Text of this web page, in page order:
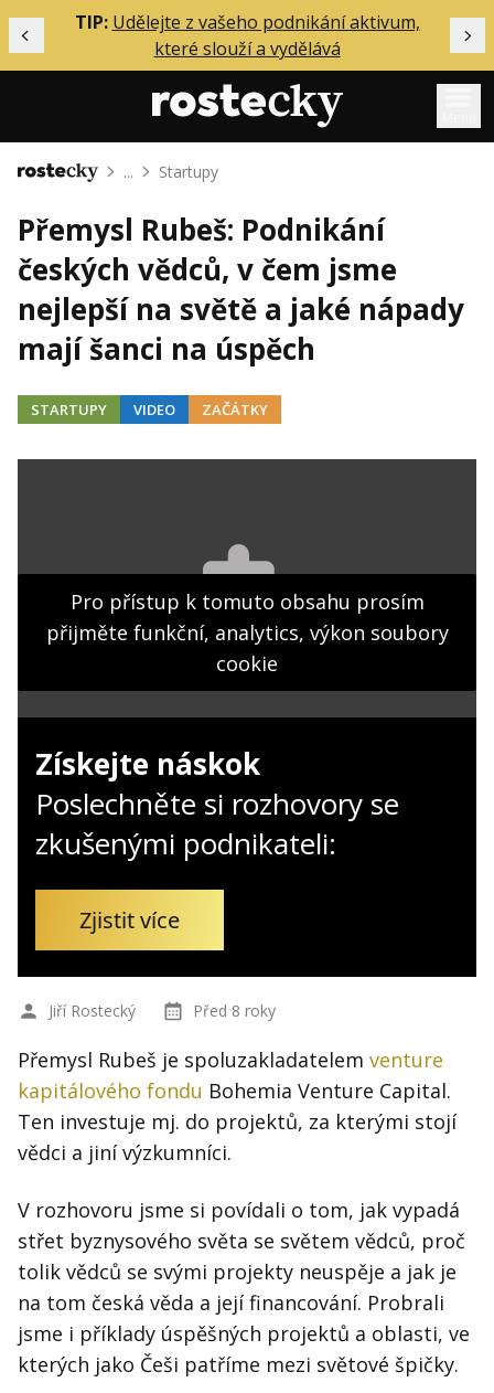
Předchozí
TIP: Udělejte z vašeho podnikání aktivum,
které slouží a vydělává
Mentoring
Podcasty
Solo
Akce
Inzerce
Přihlášení
Hledaná fráze Hledat
Domů ... Startupy
Přemysl Rubeš: Podnikání
českých vědců, v čem jsme
nejlepší na světě a jaké nápady
mají šanci na úspěch
STARTUPY VIDEO ZAČÁTKY
Pro přístup k tomuto obsahu prosím
přijměte funkční, analytics, výkon soubory
cookie
Získejte náskok
Poslechněte si rozhovory se
zkušenými podnikateli:
Zjistit více
Jiří Rostecký Před 8 roky
Přemysl Rubeš je spoluzakladatelem venture
kapitálového fondu Bohemia Venture Capital.
Ten investuje mj. do projektů, za kterými stojí
vědci a jiní výzkumníci.
V rozhovoru jsme si povídali o tom, jak vypadá
střet byznysového světa se světem vědců, proč
tolik vědců se svými projekty neuspěje a jak je
na tom česká věda a její financování. Probrali
jsme i příklady úspěšných projektů a oblasti, ve
kterých jako Češi patříme mezi světové špičky.